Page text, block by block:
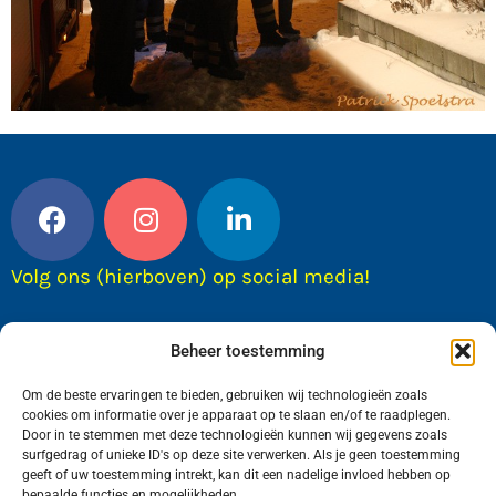
Beheer toestemming
Om de beste ervaringen te bieden, gebruiken wij technologieën zoals
cookies om informatie over je apparaat op te slaan en/of te raadplegen.
Door in te stemmen met deze technologieën kunnen wij gegevens zoals
surfgedrag of unieke ID's op deze site verwerken. Als je geen toestemming
geeft of uw toestemming intrekt, kan dit een nadelige invloed hebben op
Volg ons (hierboven) op social media!